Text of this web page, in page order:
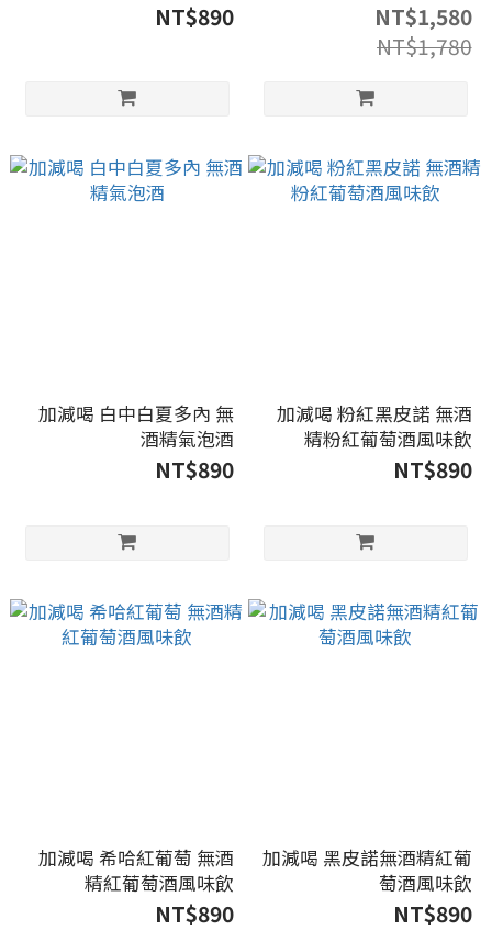
NT$890
NT$1,580
NT$1,780
加減喝 白中白夏多內 無
酒精氣泡酒
NT$890
加減喝 粉紅黑皮諾 無酒
精粉紅葡萄酒風味飲
NT$890
加減喝 希哈紅葡萄 無酒
精紅葡萄酒風味飲
NT$890
加減喝 黑皮諾無酒精紅葡
萄酒風味飲
NT$890